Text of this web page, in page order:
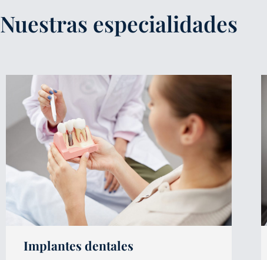
Nuestras especialidades
Implantes dentales